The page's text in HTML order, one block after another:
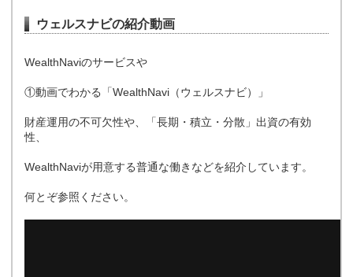
ウェルスナビの紹介動画
WealthNaviのサービスや
①動画でわかる「WealthNavi（ウェルスナビ）」
財産運用の不可欠性や、「長期・積立・分散」出資の有効
性、
WealthNaviが用意する普通な働きなどを紹介しています。
何とぞ参照ください。